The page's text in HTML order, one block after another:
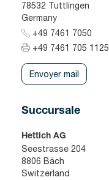
78532 Tuttlingen
Germany
+49 7461 7050
+49 7461 705 1125
Envoyer mail
Succursale
Hettich AG
Seestrasse 204
8806 Bäch
Switzerland